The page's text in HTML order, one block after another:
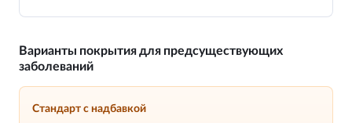
Варианты покрытия для предсуществующих
заболеваний
Стандарт с надбавкой